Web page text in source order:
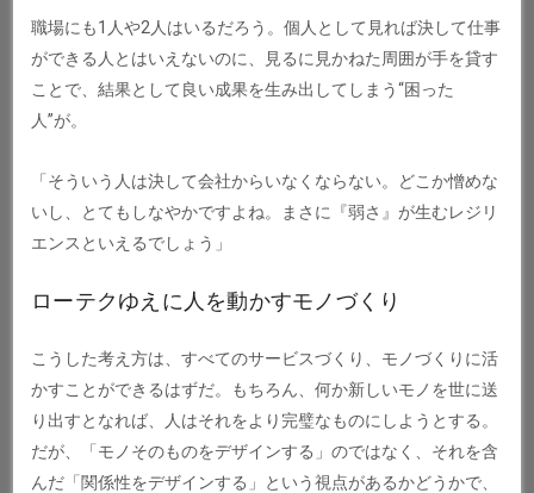
職場にも1人や2人はいるだろう。個人として見れば決して仕事
ができる人とはいえないのに、見るに見かねた周囲が手を貸す
ことで、結果として良い成果を生み出してしまう“困った
人”が。
「そういう人は決して会社からいなくならない。どこか憎めな
いし、とてもしなやかですよね。まさに『弱さ』が生むレジリ
エンスといえるでしょう」
ローテクゆえに人を動かすモノづくり
こうした考え方は、すべてのサービスづくり、モノづくりに活
かすことができるはずだ。もちろん、何か新しいモノを世に送
り出すとなれば、人はそれをより完璧なものにしようとする。
だが、「モノそのものをデザインする」のではなく、それを含
んだ「関係性をデザインする」という視点があるかどうかで、